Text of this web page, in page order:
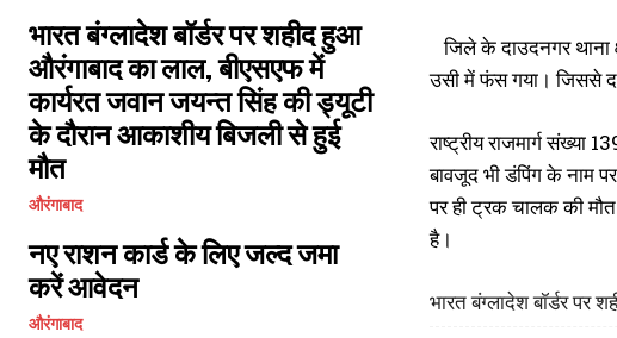
भारत बंग्लादेश बॉर्डर पर शहीद हुआ
औरंगाबाद का लाल, बीएसएफ में
कार्यरत जवान जयन्त सिंह की ड्यूटी
के दौरान आकाशीय बिजली से हुई
मौत
औरंगाबाद
नए राशन कार्ड के लिए जल्द जमा
करें आवेदन
औरंगाबाद
जिले के दाउदनगर
उसी में फंस गया। जिससे
राष्ट्रीय राजमार्ग
बावजूद भी डंपिंग के नाम
पर ही ट्रक चालक की
है।
भारत बंग्लादेश बॉर्डर पर